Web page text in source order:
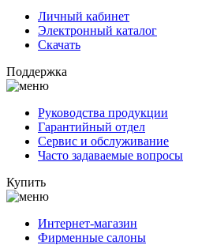
Личный кабинет
Электронный каталог
Скачать
Поддержка
Руководства продукции
Гарантийный отдел
Сервис и обслуживание
Часто задаваемые вопросы
Купить
Интернет-магазин
Фирменные салоны